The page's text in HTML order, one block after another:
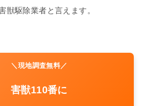
獣駆除業者と言えます。
＼現地調査無料／
害獣110番に